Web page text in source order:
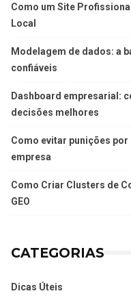
Como um Site
Local
Modelagem de dados: a
confiáveis
Dashboard empresarial:
decisões melhores
Como evitar punições por
empresa
Como Criar Clusters de
GEO
CATEGORIAS
Dicas Úteis